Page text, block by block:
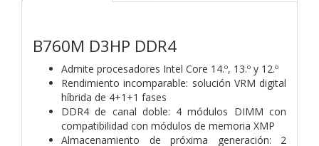
B760M D3HP DDR4
Admite procesadores Intel Core 14.º, 13.º y 12.º
Rendimiento incomparable: solución VRM digital
híbrida de 4+1+1 fases
DDR4 de canal doble: 4 módulos DIMM con
compatibilidad con módulos de memoria XMP
Almacenamiento de próxima generación: 2